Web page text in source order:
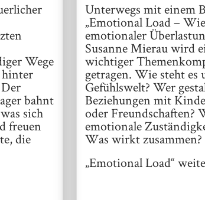
Wege
hinter
bahnt
sich
freuen
die
Unterwegs mit einem
„Emotional Load –
emotionaler
Susanne Mierau wird
wichtiger
getragen. Wie steht es
Gefühlswelt? Wer
Beziehungen mit
oder Freundschaften?
emotionale
Was wirkt
„Emotional Load“